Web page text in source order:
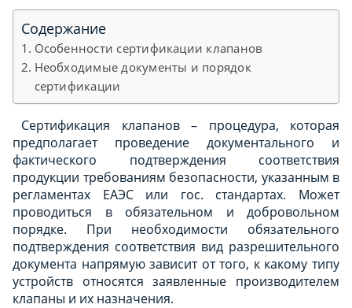
Содержание
Особенности сертификации клапанов
Необходимые документы и порядок
сертификации
Сертификация клапанов – процедура, которая
предполагает проведение документального и
фактического подтверждения соответствия
продукции требованиям безопасности, указанным в
регламентах ЕАЭС или гос. стандартах. Может
проводиться в обязательном и добровольном
порядке. При необходимости обязательного
подтверждения соответствия вид разрешительного
документа напрямую зависит от того, к какому типу
устройств относятся заявленные производителем
клапаны и их назначения.